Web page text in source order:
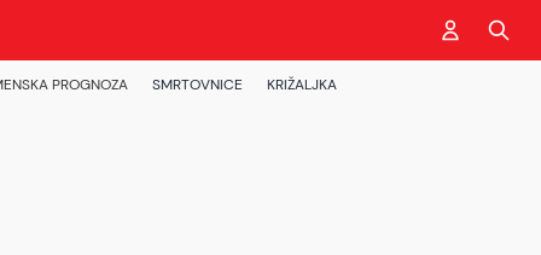
PROGNOZA SMRTOVNICE KRIŽALJKA